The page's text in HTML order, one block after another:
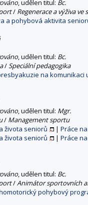
, udělen titul: Bc.
/ Regenerace a výživa ve
a pohybová aktivita
, udělen titul: Bc.
/Speciální pedagogika
na komunikaci
, udělen titul: Mgr.
/ Management sportu
života seniorů | Práce
života seniorů | Práce
, udělen titul: Bc.
/Animátor sportovních
pohybový